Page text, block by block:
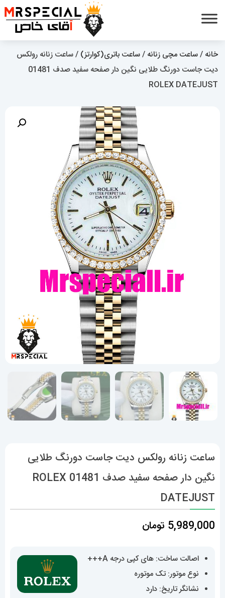
خانه /ساعت مچی زنانه /ساعت باتری(کوارتز) / ساعت زنانه رولکس
دیت جاست دورنگ طلایی نگین دار صفحه سفید صدف 01481
ROLEX DATEJUST
ساعت زنانه رولکس دیت جاست دورنگ طلایی
نگین دار صفحه سفید صدف 01481 ROLEX
DATEJUST
5,989,000 تومان
اصالت ساخت: های کپی درجه A+++
نوع موتور: تک موتوره
نشانگر تاریخ: دارد